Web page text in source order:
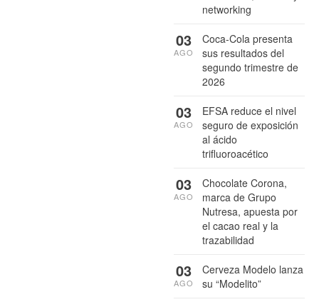
networking
Coca-Cola presenta
sus resultados del
segundo trimestre de
2026
03
AGO
EFSA reduce el nivel
seguro de exposición
al ácido
trifluoroacético
03
AGO
Chocolate Corona,
marca de Grupo
Nutresa, apuesta por
el cacao real y la
trazabilidad
03
AGO
Cerveza Modelo lanza
su “Modelito”
03
AGO